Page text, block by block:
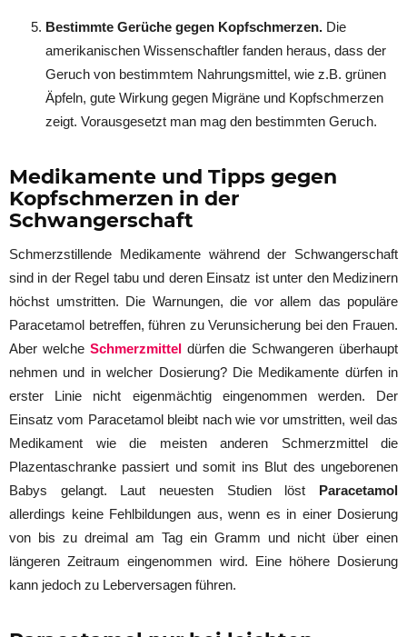
Bestimmte Gerüche gegen Kopfschmerzen. Die
amerikanischen Wissenschaftler fanden heraus, dass der
Geruch von bestimmtem Nahrungsmittel, wie z.B. grünen
Äpfeln, gute Wirkung gegen Migräne und Kopfschmerzen
zeigt. Vorausgesetzt man mag den bestimmten Geruch.
Medikamente und Tipps gegen
Kopfschmerzen in der
Schwangerschaft
Schmerzstillende Medikamente während der Schwangerschaft
sind in der Regel tabu und deren Einsatz ist unter den Medizinern
höchst umstritten. Die Warnungen, die vor allem das populäre
Paracetamol betreffen, führen zu Verunsicherung bei den Frauen.
Aber welche Schmerzmitteldürfen die Schwangeren überhaupt
nehmen und in welcher Dosierung? Die Medikamente dürfen in
erster Linie nicht eigenmächtig eingenommen werden. Der
Einsatz vom Paracetamol bleibt nach wie vor umstritten, weil das
Medikament wie die meisten anderen Schmerzmittel die
Plazentaschranke passiert und somit ins Blut des ungeborenen
Babys gelangt. Laut neuesten Studien löst Paracetamol
allerdings keine Fehlbildungen aus, wenn es in einer Dosierung
von bis zu dreimal am Tag ein Gramm und nicht über einen
längeren Zeitraum eingenommen wird. Eine höhere Dosierung
kann jedoch zu Leberversagen führen.